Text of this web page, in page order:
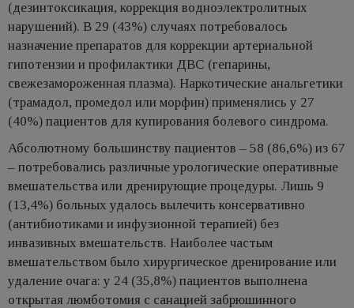
(дезинтоксикация, коррекция водноэлектролитных
нарушений). В 29 (43%) случаях потребовалось
назначение препаратов для коррекции артериальной
гипотензии и профилактики ДВС (гепарины,
свежезамороженная плазма). Наркотические анальгетики
(трамадол, промедол или морфин) применялись у 27
(40%) пациентов для купирования болевого синдрома.
Абсолютному большинству пациентов – 58 (86,6%) из 67
– потребовались различные урологические оперативные
вмешательства или дренирующие процедуры. Лишь 9
(13,4%) больных удалось вылечить консервативно
(антибиотиками и инфузионной терапией) без
инвазивных вмешательств. Наиболее частым
вмешательством было хирургическое дренирование или
удаление очага: у 24 (35,8%) пациентов выполнена
открытая люмботомия с санацией забрюшинного